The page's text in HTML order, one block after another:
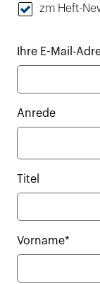
zm Heft-
Ihre E-Mail-
Anrede
Titel
Vorname*